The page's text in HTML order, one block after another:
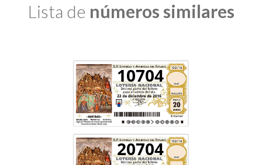
Lista de números similares
10704
20704